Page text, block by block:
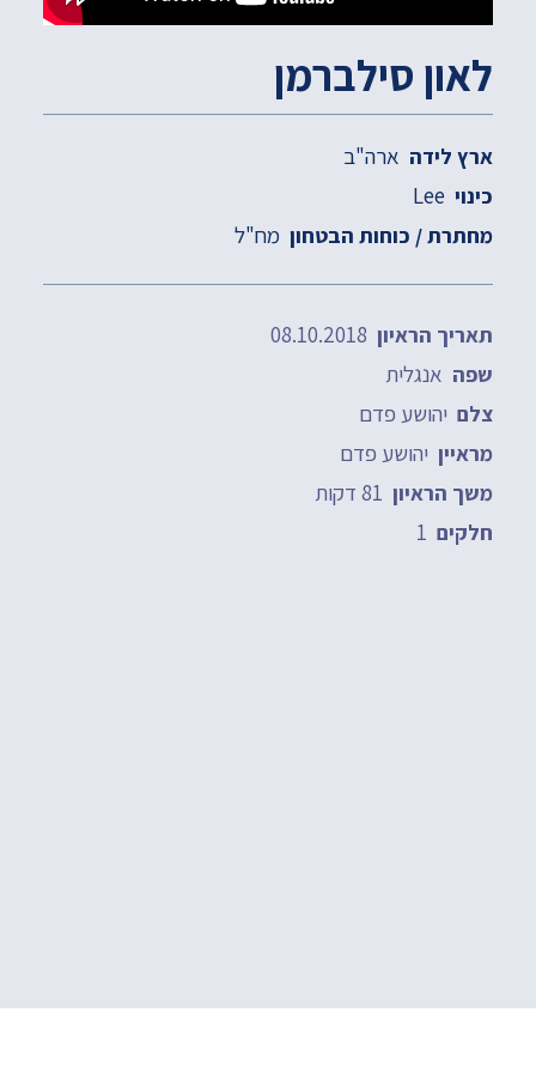
לאון סילברמן
ארץ לידה ארה"ב
כינוי
מחתרת / כוחות הבטחון מח"ל
תאריך הראיון
שפה אנגלית
צלם יהושע פדם
מראיין יהושע פדם
משך הראיון
חלקים